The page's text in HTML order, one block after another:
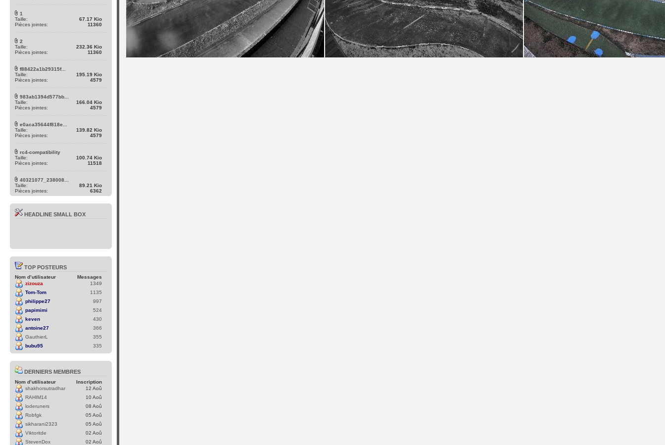
1
Taille:
67.17 Kio
Pièces jointes:
11360
2
Taille:
232.36 Kio
Pièces jointes:
11360
f88422a1b29315f...
Taille:
195.19 Kio
Pièces jointes:
4579
983ab1394d577bb...
Taille:
166.04 Kio
Pièces jointes:
4579
e0aca35644f818e...
Taille:
139.82 Kio
Pièces jointes:
4579
rc4-compatibility
Taille:
100.74 Kio
Pièces jointes:
11518
40321077_238008...
Taille:
89.21 Kio
Pièces jointes:
6362
HEADLINE SMALL BOX
TOP POSTEURS
Nom d’utilisateur
Messages
zizouza
1349
Tom-Tom
1135
philippe27
997
papimimi
524
keven
430
antoine27
366
GauthierL
355
bubu95
335
DERNIERS MEMBRES
Nom d’utilisateur
Inscription
shakhorsutradhar
12 Aoû
RAHIM14
10 Aoû
loderuners
08 Aoû
Robfgk
05 Aoû
sikharani2323
05 Aoû
Viktoritde
02 Aoû
StevenDox
02 Aoû